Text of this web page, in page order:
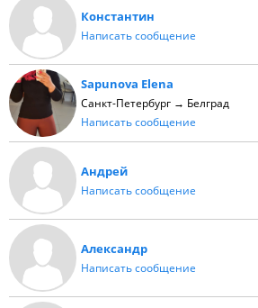
Константин
Написать сообщение
Sapunova Elena
Санкт-Петербург → Белград
Написать сообщение
Андрей
Написать сообщение
Александр
Написать сообщение